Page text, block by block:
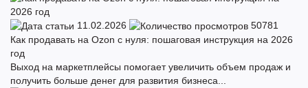
11.02.2026
50781
Как продавать на Ozon с нуля: пошаговая инструкция на 2026
год
Выход на маркетплейсы помогает увеличить объем продаж и
получить больше денег для развития бизнеса...